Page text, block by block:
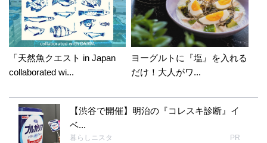
「天然魚クエスト in Japan
collaborated wi...
ヨーグルトに『塩』を入れる
だけ！大人がワ...
【渋谷で開催】明治の『コレスキ診断』イ
ベ...
暮らしニスタ PR